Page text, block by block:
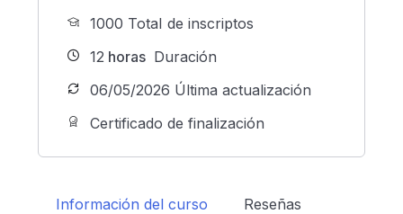
1000 TotaI de inscriptos
12 horas Duración
06/05/2026 Última actualización
Certificado de finalización
Información del curso Reseñas